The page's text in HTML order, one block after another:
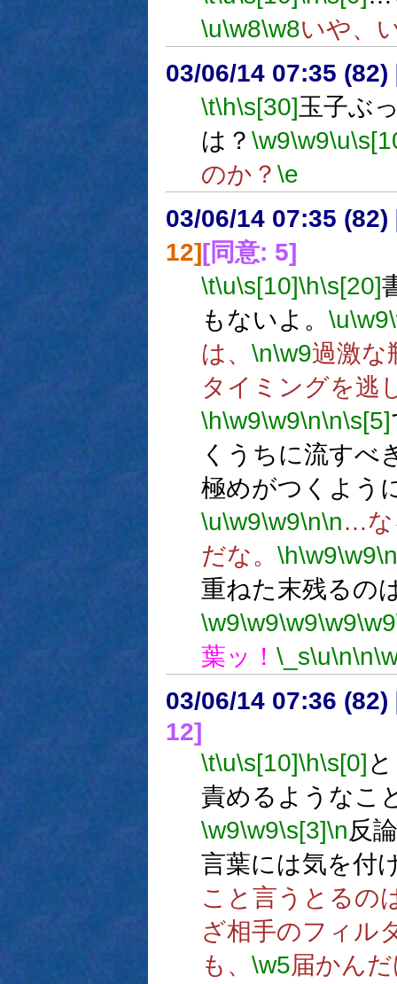
\u\w8\w8いや、
03/06/14 07:35 (82)
\t\h\s[30]玉子ぶ
は？ \w9\w9\u
のか？ \e
03/06/14 07:35 (82)
12][同意: 5]
\t\u\s[10]\h\s[20]
もないよ。 \u\w9
は、 \n\w9過激な
タイミングを逃
\h\w9\w9\n\n\s[5]
くうちに流すべ
極めがつくよう
\u\w9\w9\n\n…な
だな。 \h\w9\w9\n
重ねた末残るの
\w9\w9\w9\w9\w9
葉ッ！ \_s\u\n\n
03/06/14 07:36 (82)
12]
\t\u\s[10]\h\s[0]
責めるようなこ
\w9\w9\s[3]\n反
言葉には気を付
こと言うとるの
ざ相手のフィル
も、 \w5届かん